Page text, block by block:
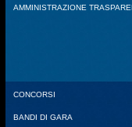
AMMINISTRAZIONE
CONCORSI
BANDI DI GARA